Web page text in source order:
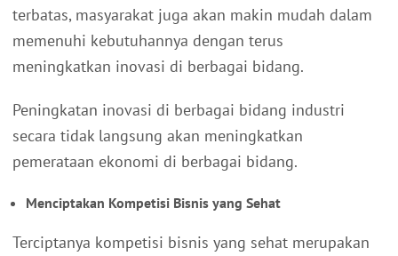
terbatas, masyarakat juga akan makin mudah dalam
memenuhi kebutuhannya dengan terus
meningkatkan inovasi di berbagai bidang.
Peningkatan inovasi di berbagai bidang industri
secara tidak langsung akan meningkatkan
pemerataan ekonomi di berbagai bidang.
Menciptakan Kompetisi Bisnis yang Sehat
Terciptanya kompetisi bisnis yang sehat merupakan